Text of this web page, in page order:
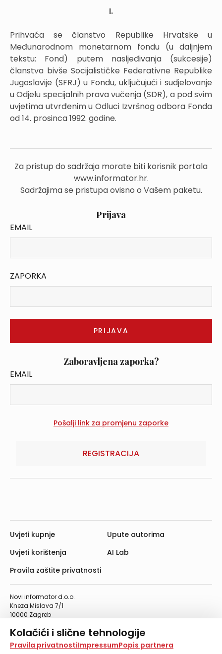
Kolačići i slične tehnologije
Na našoj web stranici koristimo kolačiće i slične
Pravila privatnostiImpressumPopis partnera
I.
Prihvaća se članstvo Republike Hrvatske u
Međunarodnom monetarnom fondu (u daljnjem
tekstu: Fond) putem nasljeđivanja (sukcesije)
članstva bivše Socijalističke Federativne Republike
Jugoslavije (SFRJ) u Fondu, uključujući i sudjelovanje
u Odjelu specijalnih prava vučenja (SDR), a pod svim
uvjetima utvrđenim u Odluci Izvršnog odbora Fonda
od 14. prosinca 1992. godine.
Za pristup do sadržaja morate biti korisnik portala
www.informator.hr.
Sadržajima se pristupa ovisno o Vašem paketu.
Prijava
EMAIL
ZAPORKA
Zaboravljena zaporka?
EMAIL
REGISTRACIJA
Novi informator d.o.o.
Kneza Mislava 7/1
10000 Zagreb
Telefaks: 01/4612-553
info@informator.hr
Uvjeti kupnje
Uvjeti korištenja
Pravila zaštite privatnosti
Upute autorima
AI Lab